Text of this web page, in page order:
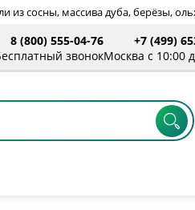
сосны, массива дуба, берёзы,
8 (800) 555-04-76
звонок
+7 (499)
Москва с 10:00